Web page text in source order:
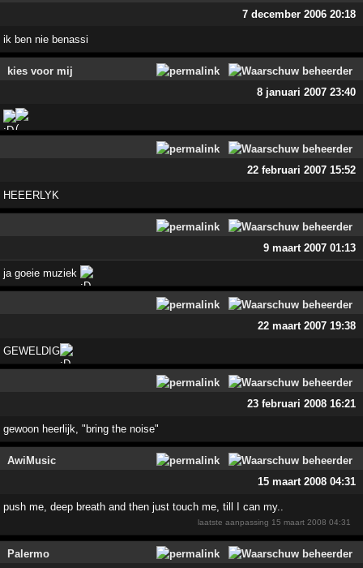
7 december 2006 20:18
ik ben nie benassi
kies voor mij
8 januari 2007 23:40
22 februari 2007 15:52
HEEERLYK
9 maart 2007 01:13
ja goeie muziek
22 maart 2007 19:38
GEWELDIG
23 februari 2008 16:21
gewoon heerlijk, "bring the noise"
AwiMusic
15 maart 2008 04:31
push me, deep breath and then just touch me, till I can my..
laatste aanpassing 15 maart 2008 04:31
Palermo